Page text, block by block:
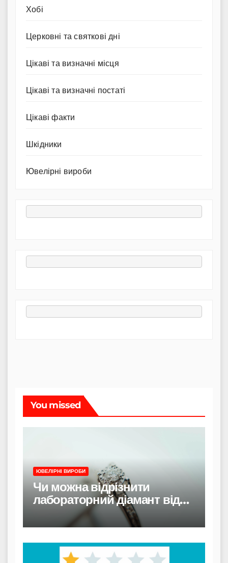
Хобі
Церковні та святкові дні
Цікаві та визначні місця
Цікаві та визначні постаті
Цікаві факти
Шкідники
Ювелірні вироби
You missed
ЮВЕЛІРНІ ВИРОБИ
Чи можна відрізнити
лабораторний діамант від
природного